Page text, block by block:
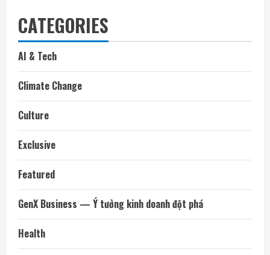
CATEGORIES
AI & Tech
Climate Change
Culture
Exclusive
Featured
GenX Business — Ý tưởng kinh doanh đột phá
Health